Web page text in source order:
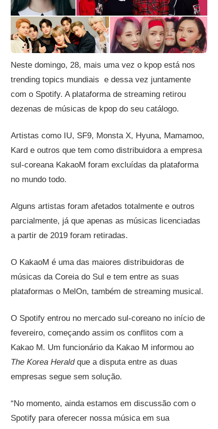
Neste domingo, 28, mais uma vez o kpop está nos
trending topics mundiais e dessa vez juntamente
com o Spotify. A plataforma de streaming retirou
dezenas de músicas de kpop do seu catálogo.
Artistas como IU, SF9, Monsta X, Hyuna, Mamamoo,
Kard e outros que tem como distribuidora a empresa
sul-coreana KakaoM foram excluídas da plataforma
no mundo todo.
Alguns artistas foram afetados totalmente e outros
parcialmente, já que apenas as músicas licenciadas
a partir de 2019 foram retiradas.
O KakaoM é uma das maiores distribuidoras de
músicas da Coreia do Sul e tem entre as suas
plataformas o MelOn, também de streaming musical.
O Spotify entrou no mercado sul-coreano no início de
fevereiro, começando assim os conflitos com a
Kakao M. Um funcionário da Kakao M informou ao
The Korea Heraldque a disputa entre as duas
empresas segue sem solução.
“No momento, ainda estamos em discussão com o
Spotify para oferecer nossa música em sua